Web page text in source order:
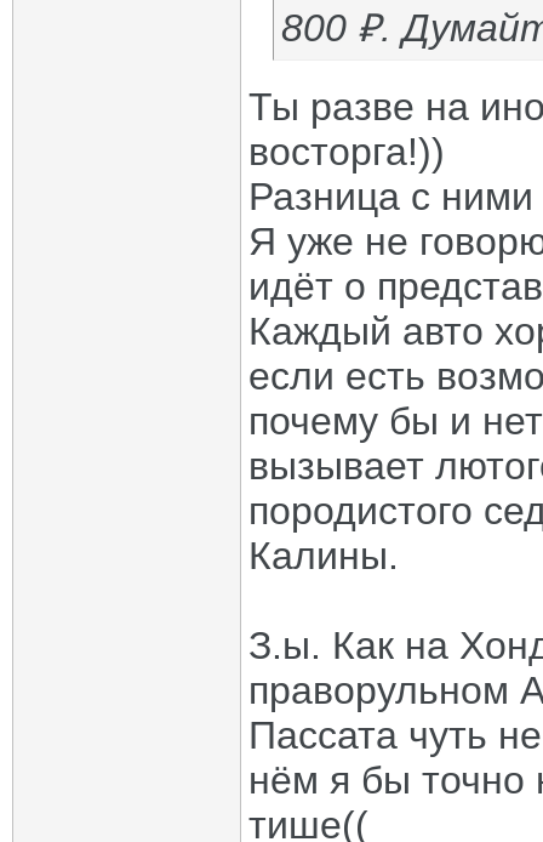
800 ₽.
Ты разве на
восторга!))
Разница с ними
Я уже не
идёт о
Каждый авто
если есть
почему бы и
вызывает
породистого
Калины.
З.ы. Как на
праворульном
Пассата чуть
нём я бы точно
тише((